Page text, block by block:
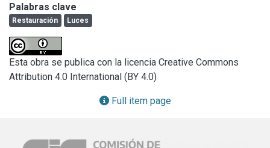
y grados de deterioro.
Mediante técnicas variadas de restauración, estos
artefactos volverán a iluminar los salones de este palacio,
que es un testimonio de un rico pasado arquitectónico de la
ciudad de Buenos Aires.
Palabras clave
Restauración Luces
Esta obra se publica con la licencia Creative Commons
Attribution 4.0 International (BY 4.0)
Full item page